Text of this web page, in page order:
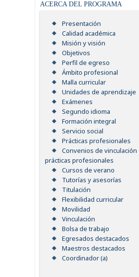
ACERCA DEL PROGRAMA
Presentación
Calidad académica
Misión y visión
Objetivos
Perfil de egreso
Ámbito profesional
Malla curricular
Unidades de aprendizaje
Exámenes
Segundo idioma
Formación integral
Servicio social
Prácticas profesionales
Convenios de vinculación
prácticas profesionales
Cursos de verano
Tutorías y asesorías
Titulación
Flexibilidad curricular
Movilidad
Vinculación
Bolsa de trabajo
Egresados destacados
Maestros destacados
Coordinador (a)